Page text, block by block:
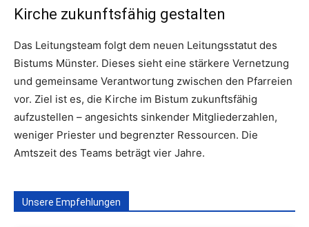
Kirche zukunftsfähig gestalten
Das Leitungsteam folgt dem neuen Leitungsstatut des
Bistums Münster. Dieses sieht eine stärkere Vernetzung
und gemeinsame Verantwortung zwischen den Pfarreien
vor. Ziel ist es, die Kirche im Bistum zukunftsfähig
aufzustellen – angesichts sinkender Mitgliederzahlen,
weniger Priester und begrenzter Ressourcen. Die
Amtszeit des Teams beträgt vier Jahre.
Unsere Empfehlungen